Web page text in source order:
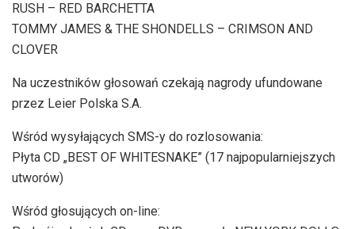
RUSH – RED BARCHETTA
TOMMY JAMES & THE SHONDELLS – CRIMSON AND
CLOVER
Na uczestników głosowań czekają nagrody ufundowane
przez Leier Polska S.A.
Wśród wysyłających SMS-y do rozlosowania:
Płyta CD „BEST OF WHITESNAKE” (17 najpopularniejszych
utworów)
Wśród głosujących on-line: